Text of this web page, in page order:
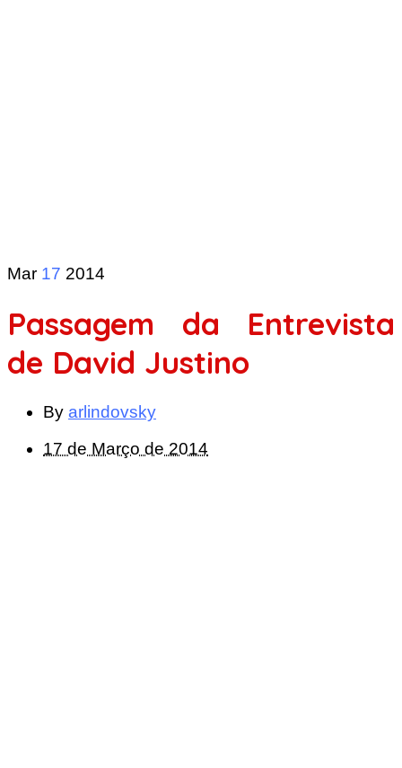
Mar 17 2014
Passagem da Entrevista
de David Justino
By arlindovsky
17 de Março de 2014